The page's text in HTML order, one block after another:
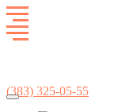
(383) 325-05-55